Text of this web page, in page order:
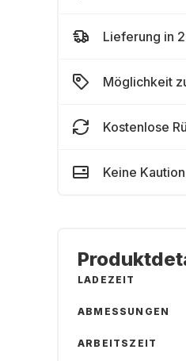
Lieferung in
Möglichkeit
Kostenlose
Keine
LADEZEIT
ABMESSUNGEN
ARBEITSZEIT